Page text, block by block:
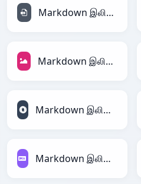
Markdown இலிருந்து INI
Markdown இலிருந்து JPEG
Markdown இலிருந்து JSONLines
Markdown இலிருந்து Markdown